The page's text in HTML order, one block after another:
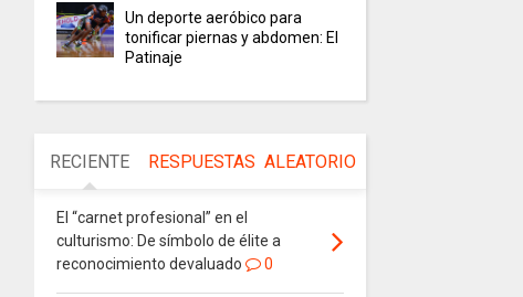
Un deporte aeróbico para
tonificar piernas y abdomen: El
Patinaje
RECIENTE RESPUESTAS ALEATORIO
El “carnet profesional” en el
culturismo: De símbolo de élite a
reconocimiento devaluado
0